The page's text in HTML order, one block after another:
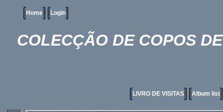
Home Login
COLECÇÃO DE COPOS
LIVRO DE VISITAS Album list